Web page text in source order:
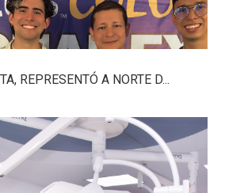
REPRESENTÓ A NORTE D...